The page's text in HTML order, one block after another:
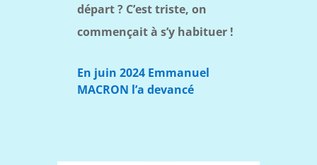
départ ? C’est triste, on
commençait à s’y habituer !
En juin 2024 Emmanuel
MACRON l’a devancé